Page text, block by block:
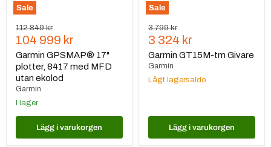
Sale
Ursprungspris
112 849 kr
Nuvarande
pris
104 999 kr
Garmin GPSMAP® 17"
plotter, 8417 med MFD
utan ekolod
Garmin
I lager
Lägg i varukorgen
Sale
Ursprungspris
3 799 kr
Nuvarande
pris
3 324 kr
Garmin GT15M-tm Givare
Garmin
Lågt lagersaldo
Lägg i varukorgen